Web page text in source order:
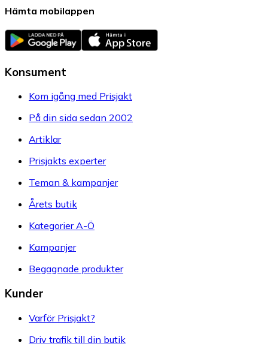
Hämta mobilappen
Konsument
Kom igång med Prisjakt
På din sida sedan 2002
Artiklar
Prisjakts experter
Teman & kampanjer
Årets butik
Kategorier A-Ö
Kampanjer
Begagnade produkter
Kunder
Varför Prisjakt?
Driv trafik till din butik